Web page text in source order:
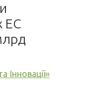
ЕС
Інновації»